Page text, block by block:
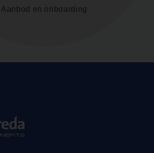
Aanbod en onboarding